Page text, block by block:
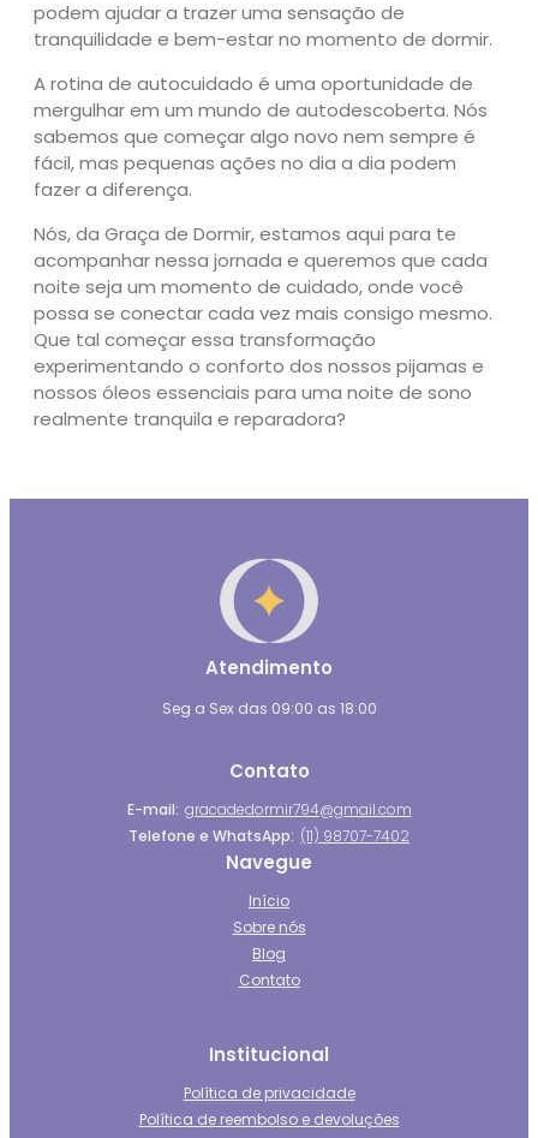
podem ajudar a trazer uma sensação de
tranquilidade e bem-estar no momento de dormir.
A rotina de autocuidado é uma oportunidade de
mergulhar em um mundo de autodescoberta. Nós
sabemos que começar algo novo nem sempre é
fácil, mas pequenas ações no dia a dia podem
fazer a diferença.
Nós, da Graça de Dormir, estamos aqui para te
acompanhar nessa jornada e queremos que cada
noite seja um momento de cuidado, onde você
possa se conectar cada vez mais consigo mesmo.
Que tal começar essa transformação
experimentando o conforto dos nossos pijamas e
nossos óleos essenciais para uma noite de sono
realmente tranquila e reparadora?
Atendimento
Seg a Sex das 09:00 as 18:00
Contato
E-mail: gracadedormir794@gmail.com
Telefone e WhatsApp: (11) 98707-7402
Navegue
Início
Sobre nós
Blog
Contato
Institucional
Política de privacidade
Política de reembolso e devoluções